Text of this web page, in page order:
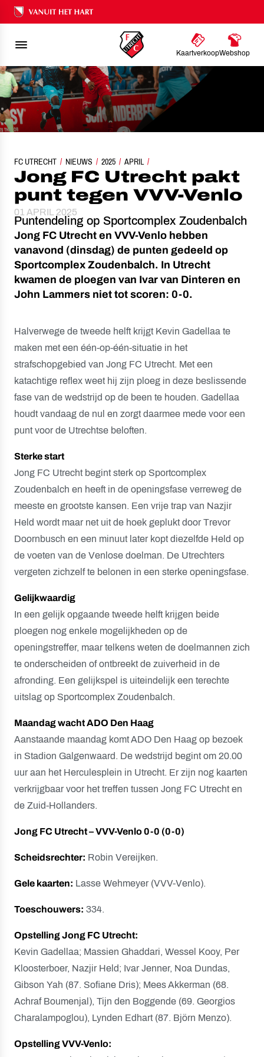
Ons nalatenschap
KaartverkoopWebshop
FC UTRECHT NIEUWS 2025 APRIL
JONG FC UTRECHT PAKT PUNT TEGEN VVV-VENLO
Jong FC Utrecht pakt
punt tegen VVV-Venlo
01 APRIL 2025
Puntendeling op Sportcomplex Zoudenbalch
Jong FC Utrecht en VVV-Venlo hebben
vanavond (dinsdag) de punten gedeeld op
Sportcomplex Zoudenbalch. In Utrecht
kwamen de ploegen van Ivar van Dinteren en
John Lammers niet tot scoren: 0-0.
Halverwege de tweede helft krijgt Kevin Gadellaa te
maken met een één-op-één-situatie in het
strafschopgebied van Jong FC Utrecht. Met een
katachtige reflex weet hij zijn ploeg in deze beslissende
fase van de wedstrijd op de been te houden. Gadellaa
houdt vandaag de nul en zorgt daarmee mede voor een
punt voor de Utrechtse beloften.
Sterke start
Jong FC Utrecht begint sterk op Sportcomplex
Zoudenbalch en heeft in de openingsfase verreweg de
meeste en grootste kansen. Een vrije trap van Nazjir
Held wordt maar net uit de hoek geplukt door Trevor
Doornbusch en een minuut later kopt diezelfde Held op
de voeten van de Venlose doelman. De Utrechters
vergeten zichzelf te belonen in een sterke openingsfase.
Gelijkwaardig
In een gelijk opgaande tweede helft krijgen beide
ploegen nog enkele mogelijkheden op de
openingstreffer, maar telkens weten de doelmannen zich
te onderscheiden of ontbreekt de zuiverheid in de
afronding. Een gelijkspel is uiteindelijk een terechte
uitslag op Sportcomplex Zoudenbalch.
Maandag wacht ADO Den Haag
Aanstaande maandag komt ADO Den Haag op bezoek
in Stadion Galgenwaard. De wedstrijd begint om 20.00
uur aan het Herculesplein in Utrecht. Er zijn nog kaarten
verkrijgbaar voor het treffen tussen Jong FC Utrecht en
de Zuid-Hollanders.
Jong FC Utrecht – VVV-Venlo 0-0 (0-0)
Scheidsrechter: Robin Vereijken.
Gele kaarten: Lasse Wehmeyer (VVV-Venlo).
Toeschouwers: 334.
Opstelling Jong FC Utrecht:
Kevin Gadellaa; Massien Ghaddari, Wessel Kooy, Per
Kloosterboer, Nazjir Held; Ivar Jenner, Noa Dundas,
Gibson Yah (87. Sofiane Dris); Mees Akkerman (68.
Achraf Boumenjal), Tijn den Boggende (69. Georgios
Charalampoglou), Lynden Edhart (87. Björn Menzo).
Opstelling VVV-Venlo: